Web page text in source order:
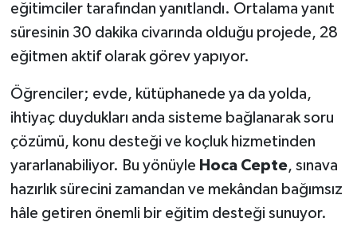
eğitimciler tarafından yanıtlandı. Ortalama yanıt
süresinin 30 dakika civarında olduğu projede, 28
eğitmen aktif olarak görev yapıyor.
Öğrenciler; evde, kütüphanede ya da yolda,
ihtiyaç duydukları anda sisteme bağlanarak soru
çözümü, konu desteği ve koçluk hizmetinden
yararlanabiliyor. Bu yönüyle Hoca Cepte, sınava
hazırlık sürecini zamandan ve mekândan bağımsız
hâle getiren önemli bir eğitim desteği sunuyor.